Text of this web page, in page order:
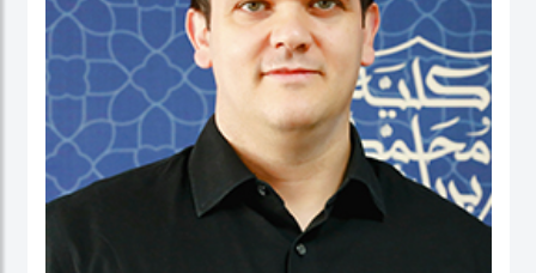
عمل حول أخلاقيات الذكاء الاصطناعي في IEEE SA